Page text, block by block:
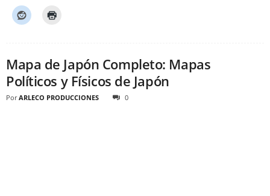
Mapa de Japón Completo: Mapas
Políticos y Físicos de Japón
Por ARLECO PRODUCCIONES 0